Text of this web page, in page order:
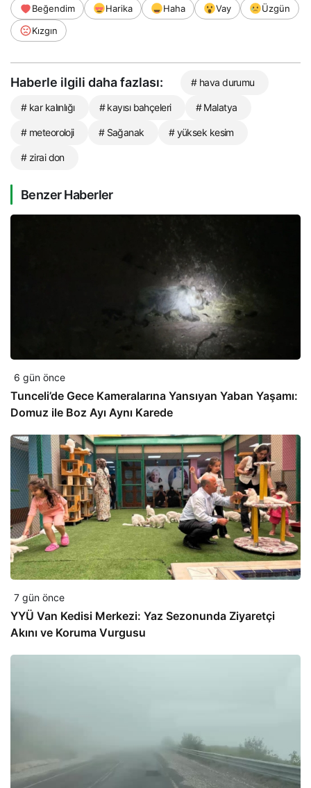
Beğendim Harika Haha Vay
Üzgün
Kızgın
Haberle ilgili daha fazlası: # hava durumu
# kar kalınlığı # kayısı bahçeleri # Malatya
# meteoroloji # Sağanak # yüksek kesim
# zirai don
Benzer Haberler
6 gün önce
Tunceli’de Gece Kameralarına Yansıyan Yaban Yaşamı:
Domuz ile Boz Ayı Aynı Karede
7 gün önce
YYÜ Van Kedisi Merkezi: Yaz Sezonunda Ziyaretçi
Akını ve Koruma Vurgusu